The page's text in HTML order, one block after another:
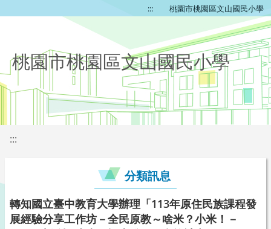
::: 桃園市桃園區文山國民小學
桃園市桃園區文山國民小學
:::
分類訊息
轉知國立臺中教育大學辦理「113年原住民族課程發
展經驗分享工作坊－全民原教～啥米？小米！－